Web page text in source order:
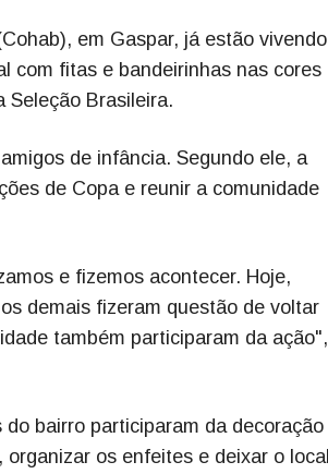
em Gaspar, já estão vivendo
com fitas e bandeirinhas nas cores
Seleção Brasileira.
de infância. Segundo ele, a
de Copa e reunir a comunidade
e fizemos acontecer. Hoje,
demais fizeram questão de voltar
também participaram da ação",
bairro participaram da decoração
os enfeites e deixar o local